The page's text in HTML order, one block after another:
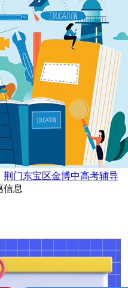
荆门东宝区金博中高考辅导
信息